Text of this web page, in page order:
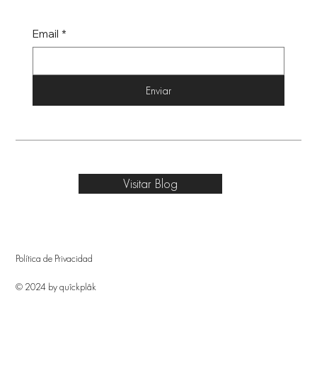
Email *
Enviar
Política de Privacidad
© 2024 by quîckplâk
Visitar Blog